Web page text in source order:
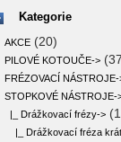
Kategorie
AKCE (20)
PILOVÉ KOTOUČE->
FRÉZOVACÍ NÁSTROJE-
STOPKOVÉ NÁSTROJE-
|_ Drážkovací frézy->
|_ Drážkovací fréza